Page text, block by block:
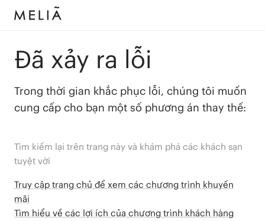
Đã xảy ra lỗi
Trong thời gian khắc phục lỗi, chúng tôi muốn
cung cấp cho bạn một số phương án thay thế:
Tìm kiếm lại trên trang này và khám phá các khách sạn
tuyệt vời
Truy cập trang chủ để xem các chương trình khuyến
mãi
Tìm hiểu về các lợi ích của chương trình khách hàng